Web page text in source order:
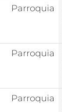
Parroquia
Parroquia
Parroquia